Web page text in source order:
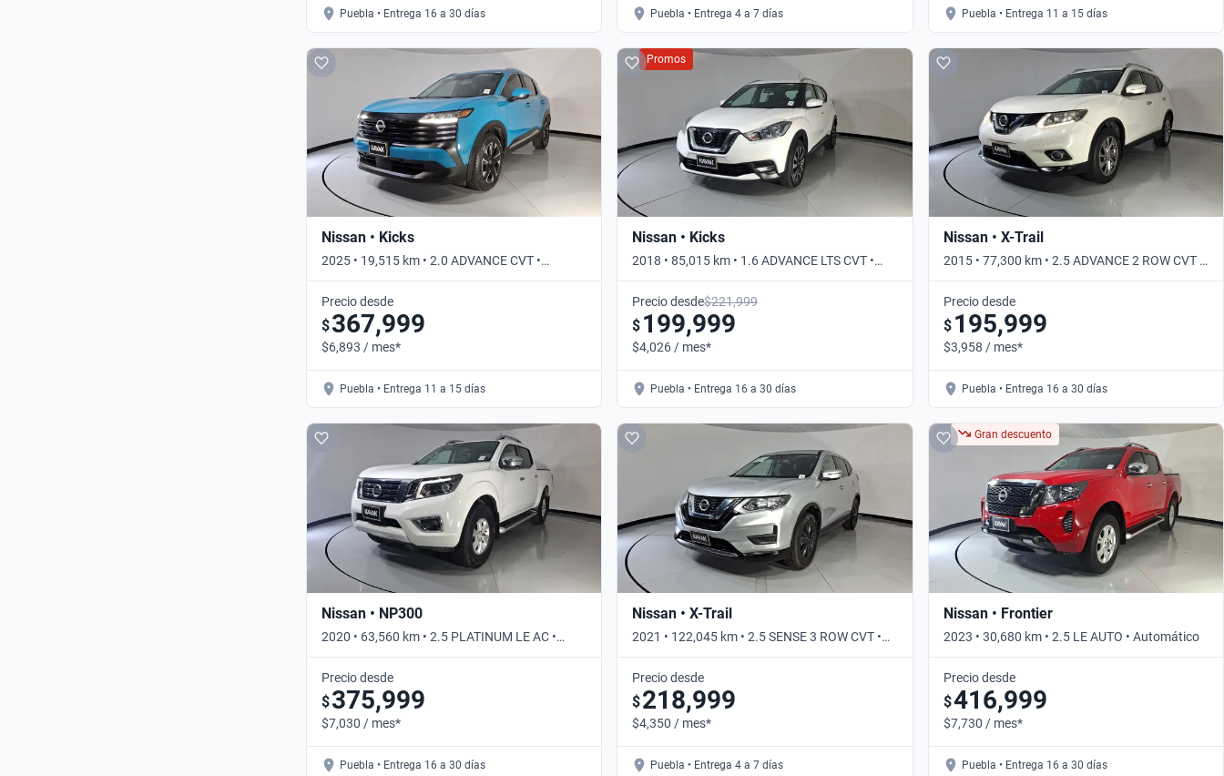
Puebla • Entrega 16 a 30 días Puebla • Entrega 4 a 7 días Puebla • Entrega 11 a 15 días
Nissan • Kicks
2025 • 19,515 km • 2.0 ADVANCE CVT •
Automático
Precio desde
$367,999
$6,893 / mes*
Puebla • Entrega 11 a 15 días
Promos
Nissan • Kicks
2018 • 85,015 km • 1.6 ADVANCE LTS CVT •
Automático
Precio desde$221,999
$ 199,999
$4,026 / mes*
Puebla • Entrega 16 a 30 días
Nissan • X-Trail
2015 • 77,300 km • 2.5 ADVANCE 2 ROW CVT •
Automático
Precio desde
$ 195,999
$3,958 / mes*
Puebla • Entrega 16 a 30 días
Nissan • NP300
2020 • 63,560 km • 2.5 PLATINUM LE AC •
Manual
Precio desde
$375,999
$7,030 / mes*
Puebla • Entrega 16 a 30 días
Nissan • X-Trail
2021 • 122,045 km • 2.5 SENSE 3 ROW CVT •
Automático
Precio desde
$218,999
$4,350 / mes*
Puebla • Entrega 4 a 7 días
Gran descuento
Nissan • Frontier
2023 • 30,680 km • 2.5 LE AUTO • Automático
Precio desde
$416,999
$7,730 / mes*
Puebla • Entrega 16 a 30 días